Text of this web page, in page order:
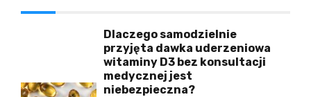
Dlaczego samodzielnie
przyjęta dawka uderzeniowa
witaminy D3 bez konsultacji
medycznej jest
niebezpieczna?